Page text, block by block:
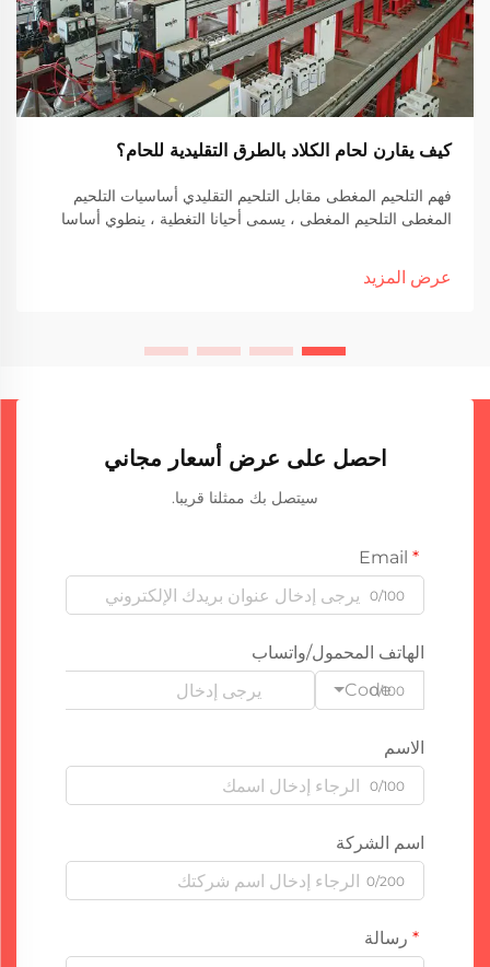
كيف يقارن لحام الكلاد بالطرق التقليدية للحام؟
فهم التلحيم المغطى مقابل التلحيم التقليدي أساسيات التلحيم
المغطى التلحيم المغطى ، يسمى أحيانا التغطية ، ينطوي أساسا
مقاومة للتآكل على مادة أخرى. الشاي...
عرض المزيد
احصل على عرض أسعار مجاني
سيتصل بك ممثلنا قريبا.
0/100
الهاتف المحمول/واتساب
Code
0/100
الاسم
0/100
اسم الشركة
0/200
رسالة